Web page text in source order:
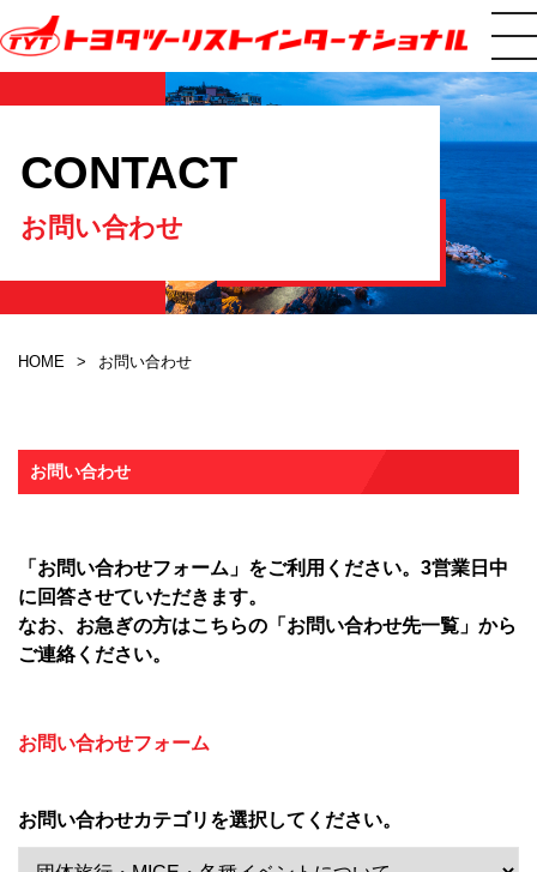
CONTACT
お問い合わせ
HOME お問い合わせ
お問い合わせ
「お問い合わせフォーム」をご利用ください。​3営業日中
に回答させていただきます。​
なお、お急ぎの方はこちらの「 お問い合わせ先一覧 」から
ご連絡ください。​
お問い合わせフォーム
お問い合わせカテゴリを選択してください。